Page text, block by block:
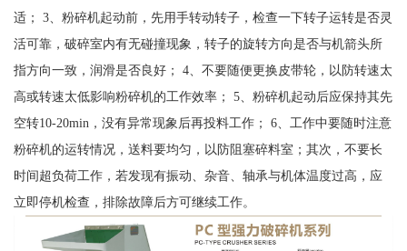
适； 3、粉碎机起动前，先用手转动转子，检查一下转子运转是否灵
活可靠，破碎室内有无碰撞现象，转子的旋转方向是否与机箭头所
指方向一致，润滑是否良好； 4、不要随便更换皮带轮，以防转速太
高或转速太低影响粉碎机的工作效率； 5、粉碎机起动后应保持其先
空转10-20min，没有异常现象后再投料工作； 6、工作中要随时注意
粉碎机的运转情况，送料要均匀，以防阻塞碎料室；其次，不要长
时间超负荷工作，若发现有振动、杂音、轴承与机体温度过高，应
立即停机检查，排除故障后方可继续工作。